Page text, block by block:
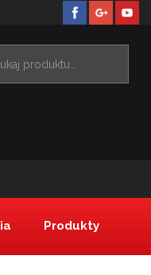
Produkty